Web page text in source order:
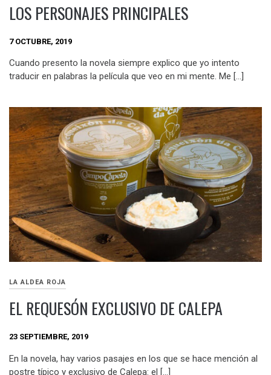
LOS PERSONAJES PRINCIPALES
7 OCTUBRE, 2019
Cuando presento la novela siempre explico que yo intento
traducir en palabras la película que veo en mi mente. Me […]
LA ALDEA ROJA
EL REQUESÓN EXCLUSIVO DE CALEPA
23 SEPTIEMBRE, 2019
En la novela, hay varios pasajes en los que se hace mención al
postre típico y exclusivo de Calepa: el […]